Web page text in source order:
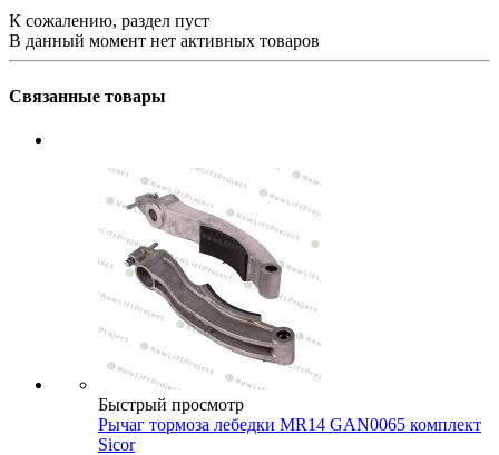
К сожалению, раздел пуст
В данный момент нет активных товаров
Связанные товары
Быстрый просмотр
Рычаг тормоза лебедки MR14 GAN0065 комплект
Sicor